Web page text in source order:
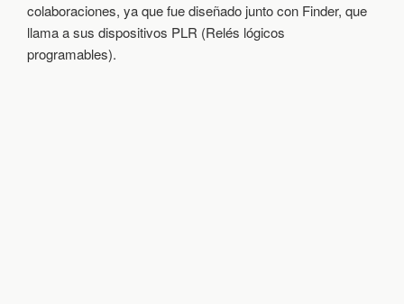
L
C
colaboraciones, ya que fue diseñado junto con Finder, que
llama a sus dispositivos PLR (Relés lógicos
programables).